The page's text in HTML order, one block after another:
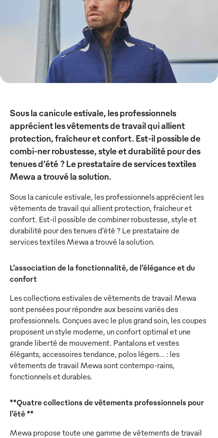
Sous la canicule estivale, les professionnels
apprécient les vêtements de travail qui allient
protection, fraîcheur et confort. Est-il possible de
combi-ner robustesse, style et durabilité pour des
tenues d’été ? Le prestataire de services textiles
Mewa a trouvé la solution.
Sous la canicule estivale, les professionnels apprécient les
vêtements de travail qui allient protection, fraîcheur et
confort. Est-il possible de combiner robustesse, style et
durabilité pour des tenues d’été ? Le prestataire de
services textiles Mewa a trouvé la solution.
L’association de la fonctionnalité, de l’élégance et du
confort
Les collections estivales de vêtements de travail Mewa
sont pensées pour répondre aux besoins variés des
professionnels. Conçues avec le plus grand soin, les coupes
proposent un style moderne, un confort optimal et une
grande liberté de mouvement. Pantalons et vestes
élégants, accessoires tendance, polos légers… : les
vêtements de travail Mewa sont contempo-rains,
fonctionnels et durables.
**Quatre collections de vêtements professionnels pour
l’été **
Mewa propose toute une gamme de vêtements de travail